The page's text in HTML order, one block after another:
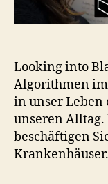
Looking into
Algorithmen
in unser Leben
unseren Alltag.
beschäftigen
Krankenhäuser.